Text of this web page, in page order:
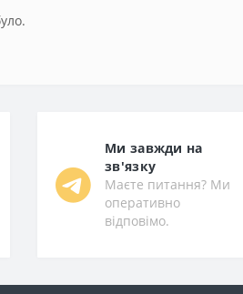
Ми завжди на
зв'язку
Маєте питання? Ми
оперативно
відповімо.